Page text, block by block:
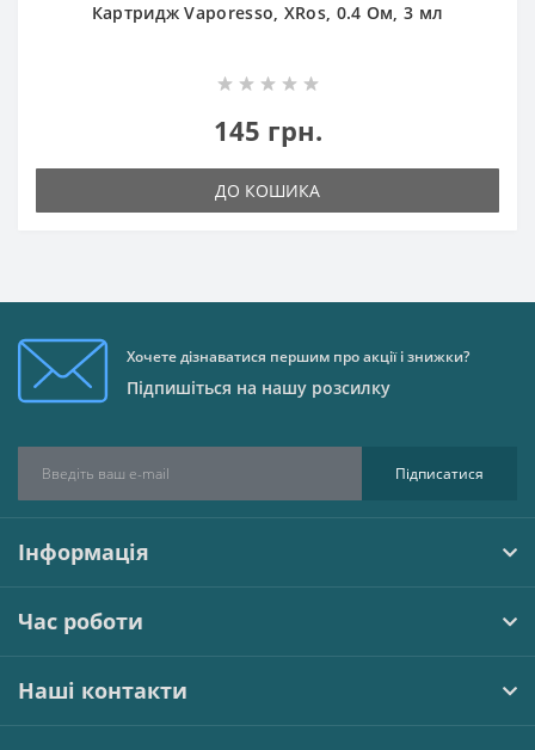
Картридж Vaporesso, XRos, 0.4 Ом, 3 мл
145 грн.
ДО КОШИКА
Хочете дізнаватися першим про акції і знижки?
Підпишіться на нашу розсилку
Підписатися
Інформація
Час роботи
Наші контакти